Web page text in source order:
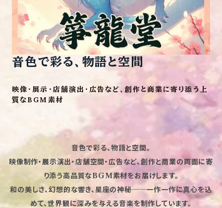
音色で彩る、物語と空間
映像・展示・店舗演出・広告など、創作と商業に寄り添う上
音色で彩る、物語と空間。
映像制作・展示演出・店舗空間・広告など、創作と商業の両面に寄
り添う高品質なBGM素材をお届けします。
和の美しさ、幻想的な響き、星座の神秘──一作一作に真心を込
めて、世界観に深みを与える音楽を制作しています。